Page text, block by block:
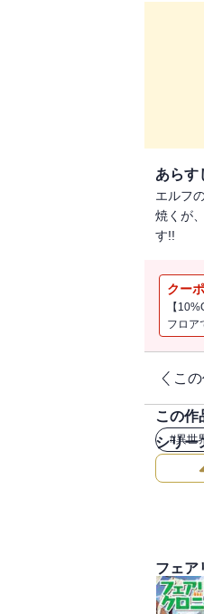
あらす
エルフ
焼くが
す!!
クー
【
フロア
こ
この作
#異世
シリー
フェア